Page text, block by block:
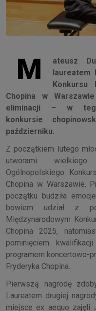
M
ateusz
laureatem
Konkursu
Chopina w
eliminacji – w
konkursie
październiku.
Z początkiem lutego
utworami
Ogólnopolskiego
Chopina w Warszawie.
początku budziła
bowiem udział z
Międzynarodowym
Chopina 2025,
pominięciem
programem koncertowo-
Fryderyka Chopina.
Pierwszą nagrodę
Laureatem drugiej
miejsce ex aequo zajęli